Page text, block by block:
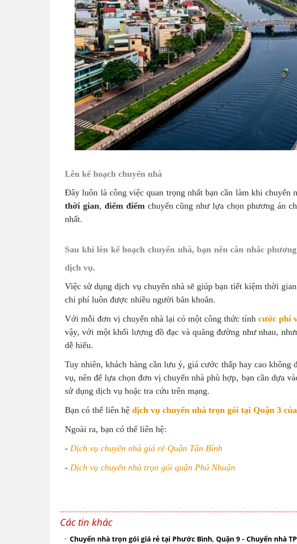
Lên kế hoạch chuyển nhà
Đây luôn là công việc quan trọng nhất bạn cần làm khi chuyển
thời gian, điểm điểmchuyển cũng như lựa chọn phương án
nhất.
Sau khi lên kế hoạch chuyển nhà, bạn nên cân nhắc
dịch vụ.
Việc sử dụng dịch vụ chuyển nhà sẽ giúp bạn tiết kiệm thời
chi phí luôn được nhiều người băn khoăn.
Với mỗi đơn vị chuyển nhà lại có một công thức tính cước phí
vậy, với một khối lượng đồ đạc và quãng đường như nhau,
dễ hiểu.
Tuy nhiên, khách hàng cần lưu ý, giá cước thấp hay cao không
vụ, nên để lựa chọn đơn vị chuyển nhà phù hợp, bạn cần dựa
sử dụng dịch vụ hoặc tra cứu trên mạng.
Bạn có thể liên hệ dịch vụ chuyển nhà trọn gói tại Quận 3
Ngoài ra, bạn có thể liên hệ:
- Dịch vụ chuyển nhà giá rẻ Quận Tân Bình
- Dịch vụ chuyển nhà trọn gói quận Phú Nhuận
Các tin khác
Chuyển nhà trọn gói giá rẻ tại Phước Bình, Quận 9 - Chuyển nhà